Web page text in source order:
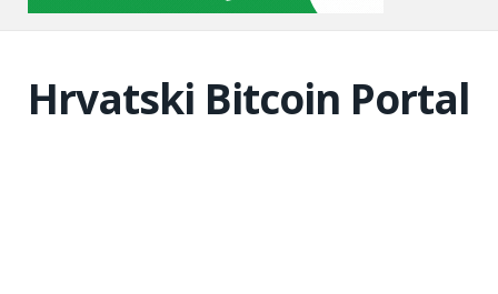
Hrvatski Bitcoin Portal